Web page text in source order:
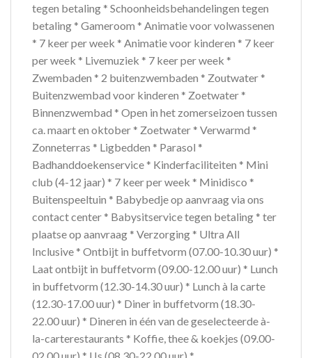
tegen betaling * Schoonheidsbehandelingen tegen
betaling * Gameroom * Animatie voor volwassenen
* 7 keer per week * Animatie voor kinderen * 7 keer
per week * Livemuziek * 7 keer per week *
Zwembaden * 2 buitenzwembaden * Zoutwater *
Buitenzwembad voor kinderen * Zoetwater *
Binnenzwembad * Open in het zomerseizoen tussen
ca. maart en oktober * Zoetwater * Verwarmd *
Zonneterras * Ligbedden * Parasol *
Badhanddoekenservice * Kinderfaciliteiten * Mini
club (4-12 jaar) * 7 keer per week * Minidisco *
Buitenspeeltuin * Babybedje op aanvraag via ons
contact center * Babysitservice tegen betaling * ter
plaatse op aanvraag * Verzorging * Ultra All
Inclusive * Ontbijt in buffetvorm (07.00-10.30 uur) *
Laat ontbijt in buffetvorm (09.00-12.00 uur) * Lunch
in buffetvorm (12.30-14.30 uur) * Lunch à la carte
(12.30-17.00 uur) * Diner in buffetvorm (18.30-
22.00 uur) * Dineren in één van de geselecteerde à-
la-carterestaurants * Koffie, thee & koekjes (09.00-
02.00 uur) * IJs (08.30-22.00 uur) *